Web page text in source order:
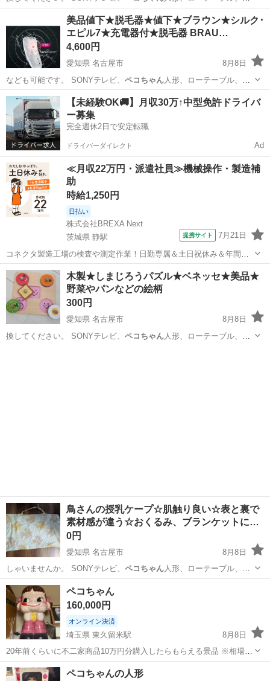
フォトブック、…
名古屋市 堀田駅 ベビー用品 コット
美品値下★脱毛器★値下★ブラウン★シルク･
エピル7★充電器付★脱毛器 BRAU…
4,600円
愛知県 名古屋市
8月8日
なども可能です。 SONYテレビ、 ペコちゃん人形、ローテーブル、嵐
フォトブック、…
愛知 名古屋市 スキンケア 三洋堂書店
【未経験OK🚚】月収30万↑中型免許ドライバ
ー募集
完全週休2日で安定転職
ドライバーダイレクト Ad
≪月収22万円・派遣社員≫機械操作・製造補
助
時給1,250円
日払い
株式会社BREXA Next
茨城県 静駅
提携サイト 7月21日
コネクタ製造工場の検査や測定作業！日勤専属＆土日祝休み＆年間休
日128日★クリーンルーム内作業★マイカー通勤OK＆無料駐車場あり
★就業先食堂利用可！日払い制度あり！《茨城県常陸大宮市》 人気の
工場のお仕事 ◇コネクタ製造工...
茨城 常陸大宮市 静駅 その他
木製★しまじろうパズル★ベネッセ★美品★
野菜やパンなどの絵柄
300円
愛知県 名古屋市
8月8日
換してください。 SONYテレビ、 ペコちゃん人形、ローテーブル、嵐
鳥さんの授乳ケープ☆肌触り良い☆表と裏で
素材感が違う☆おくるみ、ブランケットに…
0円
愛知県 名古屋市
8月8日
しゃいませんか。 SONYテレビ、 ペコちゃん人形、ローテーブル、嵐
フォトブック、…
愛知 名古屋市
ペコちゃん
160,000円
オンライン決済
埼玉県 東久留米駅
8月8日
20年前くらいに不二家商品10万円分購入したらもらえる景品 ※相場よ
り高くだしてますが、入手困難の為理解ある人に購入して頂けると幸
いです。
埼玉 新座市 おもちゃ
ペコちゃんの人形